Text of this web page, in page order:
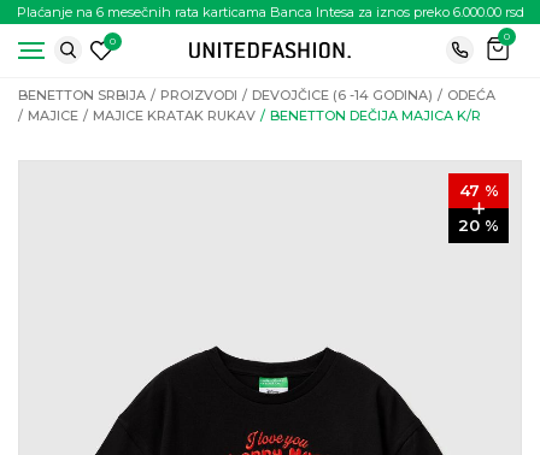
Plaćanje na 6 mesečnih rata karticama Banca Intesa za iznos preko 6.000.00 rsd
0
0
BENETTON SRBIJA PROIZVODI DEVOJČICE (6 -14 GODINA)
ODEĆA
MAJICE
MAJICE KRATAK RUKAV BENETTON DEČIJA MAJICA K/R
47 %
20 %